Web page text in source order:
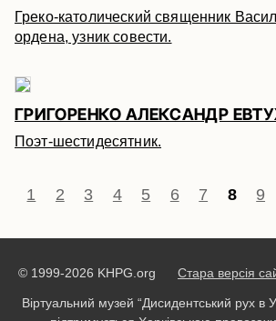
Греко-католический священник
ордена, узник совести.
ГРИГОРЕНКО АЛЕКСАНДР
Поэт-шестидесятник.
1 2 3 4 5 6 7 8 9
© 1999-2026 KHPG.org Стара версія
Віртуальний музей “Дисидентський рух в